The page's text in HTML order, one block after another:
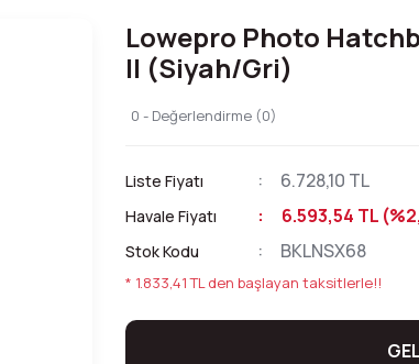
Lowepro Photo
II (Siyah/Gri)
0 - Değerlendirme (0)
Liste Fiyatı 6.728,10 TL
Havale Fiyatı 6.593,54 TL
Stok Kodu BKLNSX68
* 1.833,41 TL den başlayan taksitlerle!!